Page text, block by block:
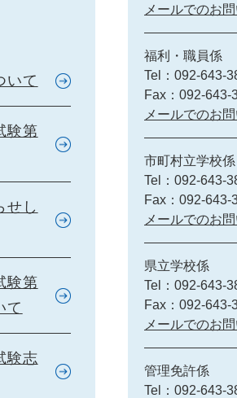
いて
験第
せし
験第
て
験志
メールでのお
福利・職員係
Tel：092-643-
Fax：092-643-
メールでのお
市町村立学校係
Tel：092-643-
Fax：092-643-
メールでのお
県立学校係
Tel：092-643-
Fax：092-643-
メールでのお
管理免許係
Tel：092-643-